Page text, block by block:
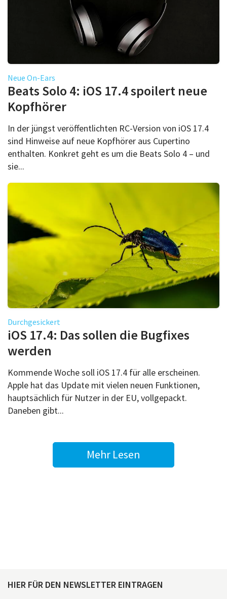
Neue On-Ears
Beats Solo 4: iOS 17.4 spoilert neue
Kopfhörer
In der jüngst veröffentlichten RC-Version von iOS 17.4
sind Hinweise auf neue Kopfhörer aus Cupertino
enthalten. Konkret geht es um die Beats Solo 4 – und
sie...
Durchgesickert
iOS 17.4: Das sollen die Bugfixes
werden
Kommende Woche soll iOS 17.4 für alle erscheinen.
Apple hat das Update mit vielen neuen Funktionen,
hauptsächlich für Nutzer in der EU, vollgepackt.
Daneben gibt...
Mehr Lesen
HIER FÜR DEN NEWSLETTER EINTRAGEN